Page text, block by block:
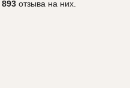
893 отзыва на них.